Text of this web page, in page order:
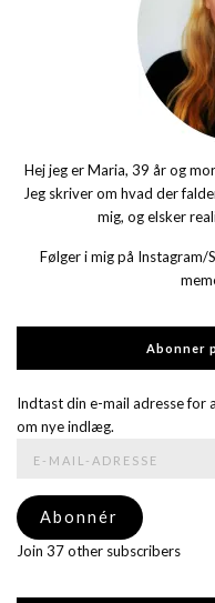
Hej jeg er Maria, 39 år og
Jeg skriver om hvad der
mig, og elsker
Følger i mig på
Abonner
Indtast din e-mail adresse for
om nye indlæg.
adresse
Abonnér
Join 37 other subscribers